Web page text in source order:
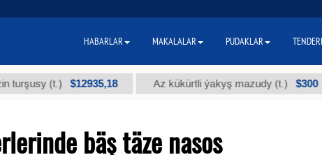
(t.) $12935,18 Az kükürtli ýakyş mazudy (t.) $300
bäş täze nasos
HABARLAR MAKALALAR PUDAKLAR